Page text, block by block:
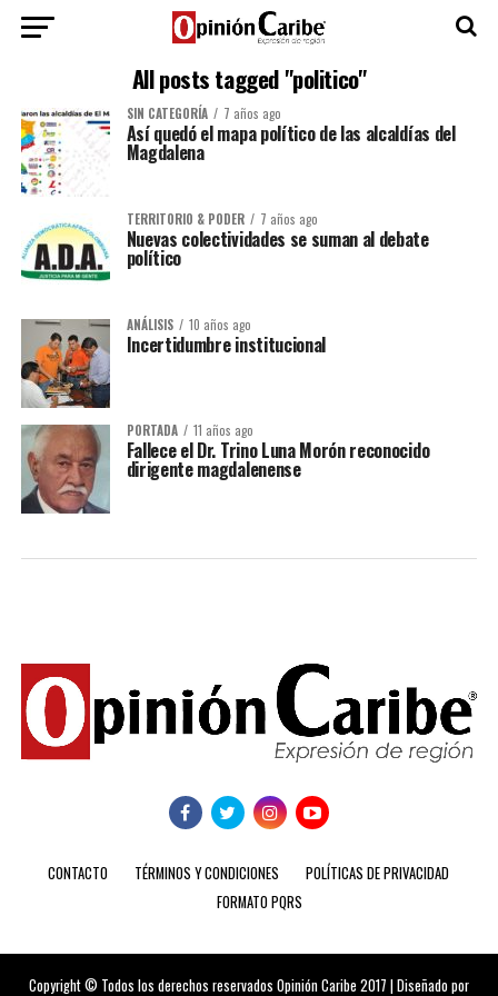
All posts tagged "politico"
SIN CATEGORÍA 7 años ago
Así quedó el mapa político de las alcaldías del
Magdalena
TERRITORIO & PODER 7 años ago
Nuevas colectividades se suman al debate
político
ANÁLISIS 10 años ago
Incertidumbre institucional
PORTADA 11 años ago
Fallece el Dr. Trino Luna Morón reconocido
dirigente magdalenense
CONTACTO TÉRMINOS Y CONDICIONES
POLÍTICAS DE PRIVACIDAD
FORMATO PQRS
Copyright © Todos los derechos reservados Opinión Caribe 2017 | Diseñado por